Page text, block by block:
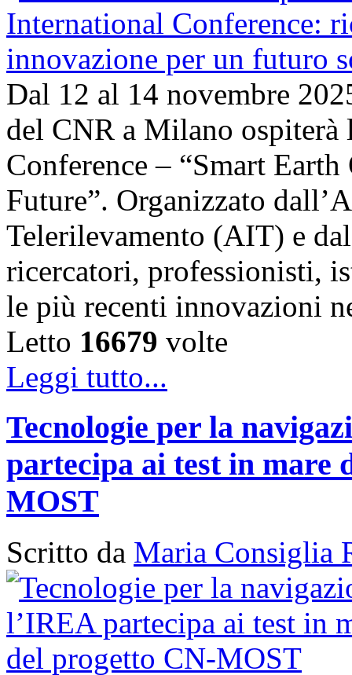
Dal 12 al 14 novembre
del CNR a Milano
Conference – “Smart
Future”. Organizzato
Telerilevamento (AIT) e
ricercatori, professionisti,
le più recenti innovazioni
Letto 16679 volte
Leggi tutto...
Tecnologie per la
partecipa ai test in mare
MOST
Scritto da Maria Consiglia